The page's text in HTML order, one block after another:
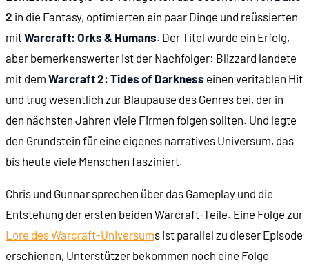
Die ersten Grafiker: Ron Millar und Stuart Rose
00:13:54 Patrick Wyatt
Rock 'n Roll Racing (1993)
00:14:33 The Lost Vikings (1993)
00:15:10 Die Situation Ende 1993
2 in die Fantasy, optimierten ein paar Dinge und reüssierten
mitWarcraft: Orks & Humans. Der Titel wurde ein Erfolg,
aber bemerkenswerter ist der Nachfolger: Blizzard landete
mit dem Warcraft 2: Tides of Darkness einen veritablen Hit
und trug wesentlich zur Blaupause des Genres bei, der in
den nächsten Jahren viele Firmen folgen sollten. Und legte
den Grundstein für eine eigenes narratives Universum, das
bis heute viele Menschen fasziniert.
Chris und Gunnar sprechen über das Gameplay und die
Entstehung der ersten beiden Warcraft-Teile. Eine Folge zur
Lore des Warcraft-Universums ist parallel zu dieser Episode
erschienen, Unterstützer bekommen noch eine Folge